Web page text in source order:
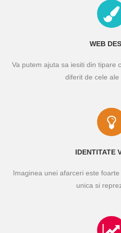
WEB
Va putem ajuta sa iesiti din tipare
diferit de cele ale
IDENTITATE
Imaginea unei afarceri este
unica si